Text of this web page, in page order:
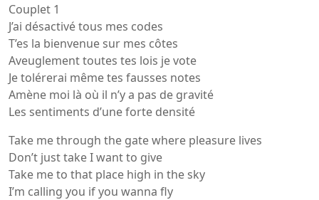
Couplet 1
J’ai désactivé tous mes codes
T’es la bienvenue sur mes côtes
Aveuglement toutes tes lois je vote
Je tolérerai même tes fausses notes
Amène moi là où il n’y a pas de gravité
Les sentiments d’une forte densité
Take me through the gate where pleasure lives
Don’t just take I want to give
Take me to that place high in the sky
I’m calling you if you wanna fly